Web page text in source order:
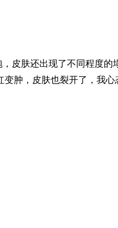
皮肤还出现了不同程度的
肿，皮肤也裂开了，我心